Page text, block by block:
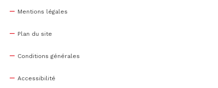
Mentions légales
Plan du site
Conditions générales
Accessibilité